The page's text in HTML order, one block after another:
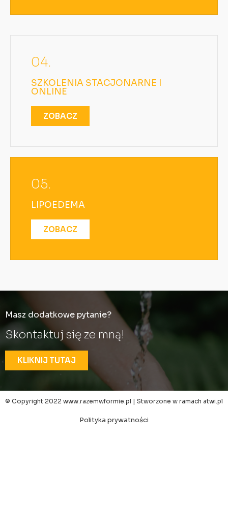
04.
SZKOLENIA STACJONARNE I
ONLINE
ZOBACZ
05.
LIPOEDEMA
ZOBACZ
Masz dodatkowe pytanie?
Skontaktuj się ze mną!
KLIKNIJ TUTAJ
© Copyright 2022 www.razemwformie.pl | Stworzone w ramach atwi.pl
Polityka prywatności